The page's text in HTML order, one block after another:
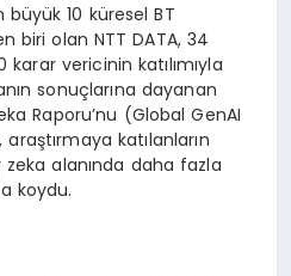
büyük 10 küresel BT
biri olan NTT DATA, 34
vericinin katılımıyla
sonuçlarına dayanan
Raporu’nu (Global GenAI
katılanların
alanında daha fazla
koydu.